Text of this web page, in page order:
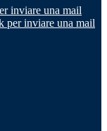
inviare una mail
per inviare una mail